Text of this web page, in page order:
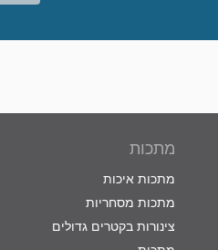
מתכות
מתכות איכות
מתכות מסחריות
צינורות בקטרים גדולים